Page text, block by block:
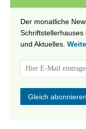
Der monatliche
und Aktuelles.